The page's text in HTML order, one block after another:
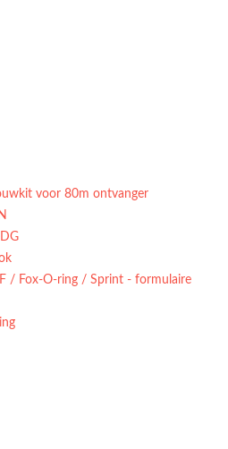
voor 80m ontvanger
/ Fox-O-ring / Sprint - formulaire